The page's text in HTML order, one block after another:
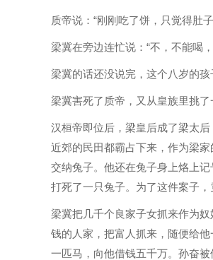
质帝说：“刚刚吃了饼，只觉得肚
梁冀在旁边连忙说：“不，不能喝
梁冀的话还没说完，这个八岁的孩
梁冀害死了质帝，又从皇族里挑
汉桓帝即位后，梁皇后成了梁太
近郊的民田都霸占下来，作为梁
交纳兔子。他还在兔子身上烙上
打死了一只兔子。为了这件案子，
梁冀把几千个良家子女抓来作为
钱的人家，把富人抓来，随便给
一匹马，向他借钱五千万。孙奋